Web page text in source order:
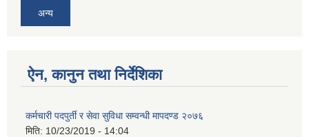
अन्य
ऐन, कानुन तथा निर्देशिका
कर्मचारी पदपुर्ती र सेवा सुविधा सम्वन्धी मापदण्ड २०७६
मिति: 10/23/2019 - 14:04